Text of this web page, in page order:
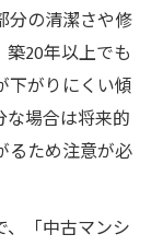
分の清潔さや修
20年以上でも
下がりにくい傾
場合は将来的
るため注意が必
、「中古マンシ